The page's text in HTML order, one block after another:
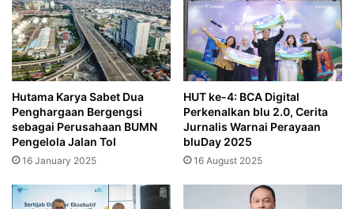
Hutama Karya Sabet Dua
Penghargaan Bergengsi
sebagai Perusahaan BUMN
Pengelola Jalan Tol
16 January 2025
HUT ke-4: BCA Digital
Perkenalkan blu 2.0, Cerita
Jurnalis Warnai Perayaan
bluDay 2025
16 August 2025